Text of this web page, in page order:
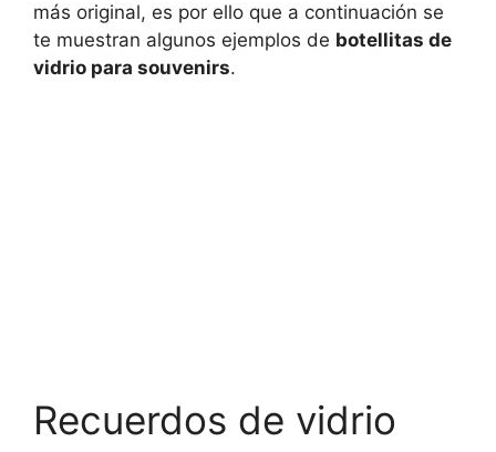
más original, es por ello que a continuación se
te muestran algunos ejemplos de botellitas de
vidrio para souvenirs.
Recuerdos de vidrio